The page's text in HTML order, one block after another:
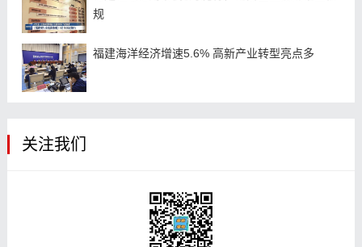
规
福建海洋经济增速5.6% 高新产业转型亮点多
关注我们